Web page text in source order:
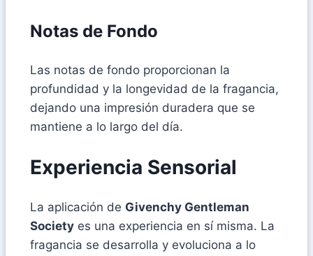
Notas de Fondo
Las notas de fondo proporcionan la
profundidad y la longevidad de la fragancia,
dejando una impresión duradera que se
mantiene a lo largo del día.
Experiencia Sensorial
La aplicación de Givenchy Gentleman
Society es una experiencia en sí misma. La
fragancia se desarrolla y evoluciona a lo